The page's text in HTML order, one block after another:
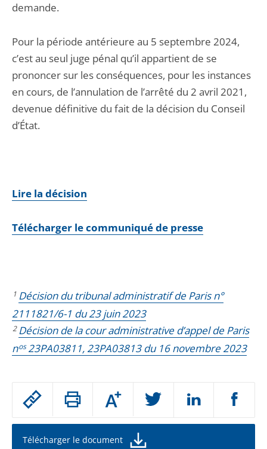
Passer
partage
de
Augmenter
ou
la
de
Télécharger le document
demande.
Pour la période antérieure au 5 septembre 2024,
c’est au seul juge pénal qu’il appartient de se
prononcer sur les conséquences, pour les instances
en cours, de l’annulation de l’arrêté du 2 avril 2021,
devenue définitive du fait de la décision du Conseil
d’État.
Lire la décision
Télécharger le communiqué de presse
1 Décision du tribunal administratif de Paris n°
2111821/6-1 du 23 juin 2023
2 Décision de la cour administrative d’appel de Paris
nos23PA03811, 23PA03813 du 16 novembre 2023